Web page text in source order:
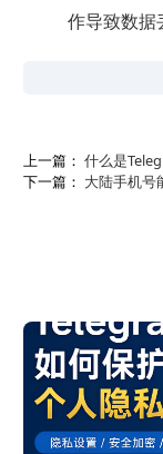
作导致数据
上一篇： 什么是
下一篇： 大陆手机号